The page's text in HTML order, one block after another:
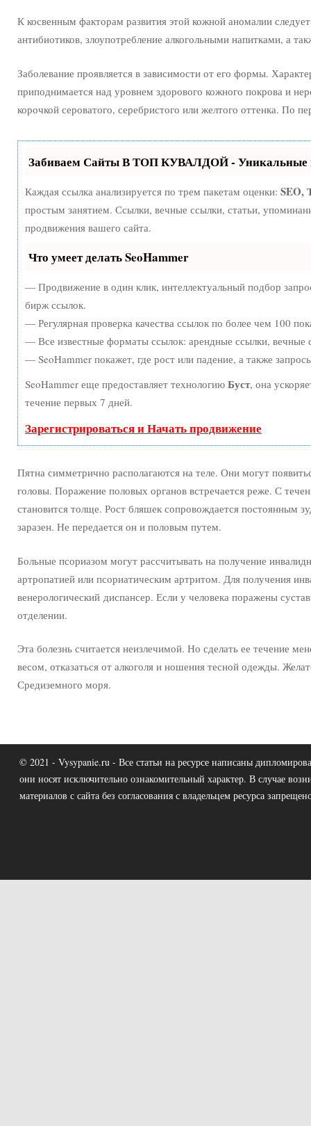
К косвенным факторам развития этой кожной аномалии
антибиотиков, злоупотребление алкогольными напитками, а
Заболевание проявляется в зависимости от его формы.
приподнимается над уровнем здорового кожного покрова и
корочкой сероватого, серебристого или желтого оттенка. По
Забиваем Сайты В ТОП КУВАЛДОЙ - Уникальные
Каждая ссылка анализируется по трем пакетам оценки: SEO,
простым занятием. Ссылки, вечные ссылки, статьи,
продвижения вашего сайта.
Что умеет делать SeoHammer
— Продвижение в один клик, интеллектуальный подбор
бирж ссылок.
— Регулярная проверка качества ссылок по более чем 100
— Все известные форматы ссылок: арендные ссылки, вечные
— SeoHammer покажет, где рост или падение, а также
SeoHammer еще предоставляет технологию Буст, она
течение первых 7 дней.
Зарегистрироваться и Начать продвижение
Пятна симметрично располагаются на теле. Они могут
головы. Поражение половых органов встречается реже. С
становится толще. Рост бляшек сопровождается постоянным
заразен. Не передается он и половым путем.
Больные псориазом могут рассчитывать на получение
артропатией или псориатическим артритом. Для получения
венерологический диспансер. Если у человека поражены
отделении.
Эта болезнь считается неизлечимой. Но сделать ее течение
весом, отказаться от алкоголя и ношения тесной одежды.
Средиземного моря.
© 2021 - Vysypanie.ru - Все статьи на ресурсе написаны
они носят исключительно ознакомительный характер. В случае
материалов с сайта без согласования с владельцем ресурса